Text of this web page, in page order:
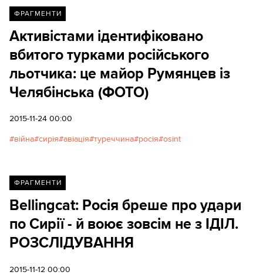
ФРАГМЕНТИ
Активістами ідентифіковано
вбитого турками російського
льотчика: це майор Румянцев із
Челябінська (ФОТО)
2015-11-24 00:00
війна сирія авіація туреччина росія osint
ФРАГМЕНТИ
Bellingcat: Росія бреше про удари
по Сирії - й воює зовсім не з ІДІЛ.
РОЗСЛІДУВАННЯ
2015-11-12 00:00